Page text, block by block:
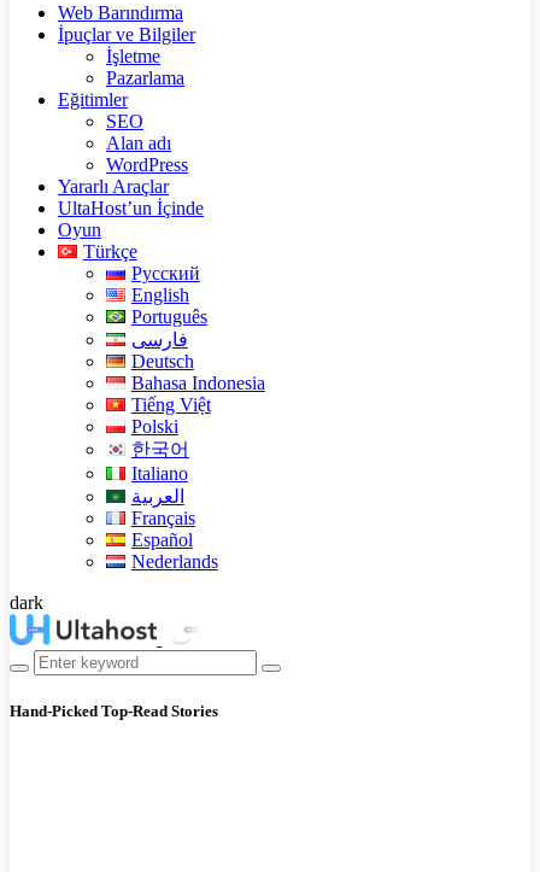
Web Barındırma
İpuçlar ve Bilgiler
İşletme
Pazarlama
Eğitimler
SEO
Alan adı
WordPress
Yararlı Araçlar
UltaHost’un İçinde
Oyun
Türkçe
Русский
English
Português
فارسی
Deutsch
Bahasa Indonesia
Tiếng Việt
Polski
한국어
Italiano
العربية
Français
Español
Nederlands
dark
Hand-Picked Top-Read Stories